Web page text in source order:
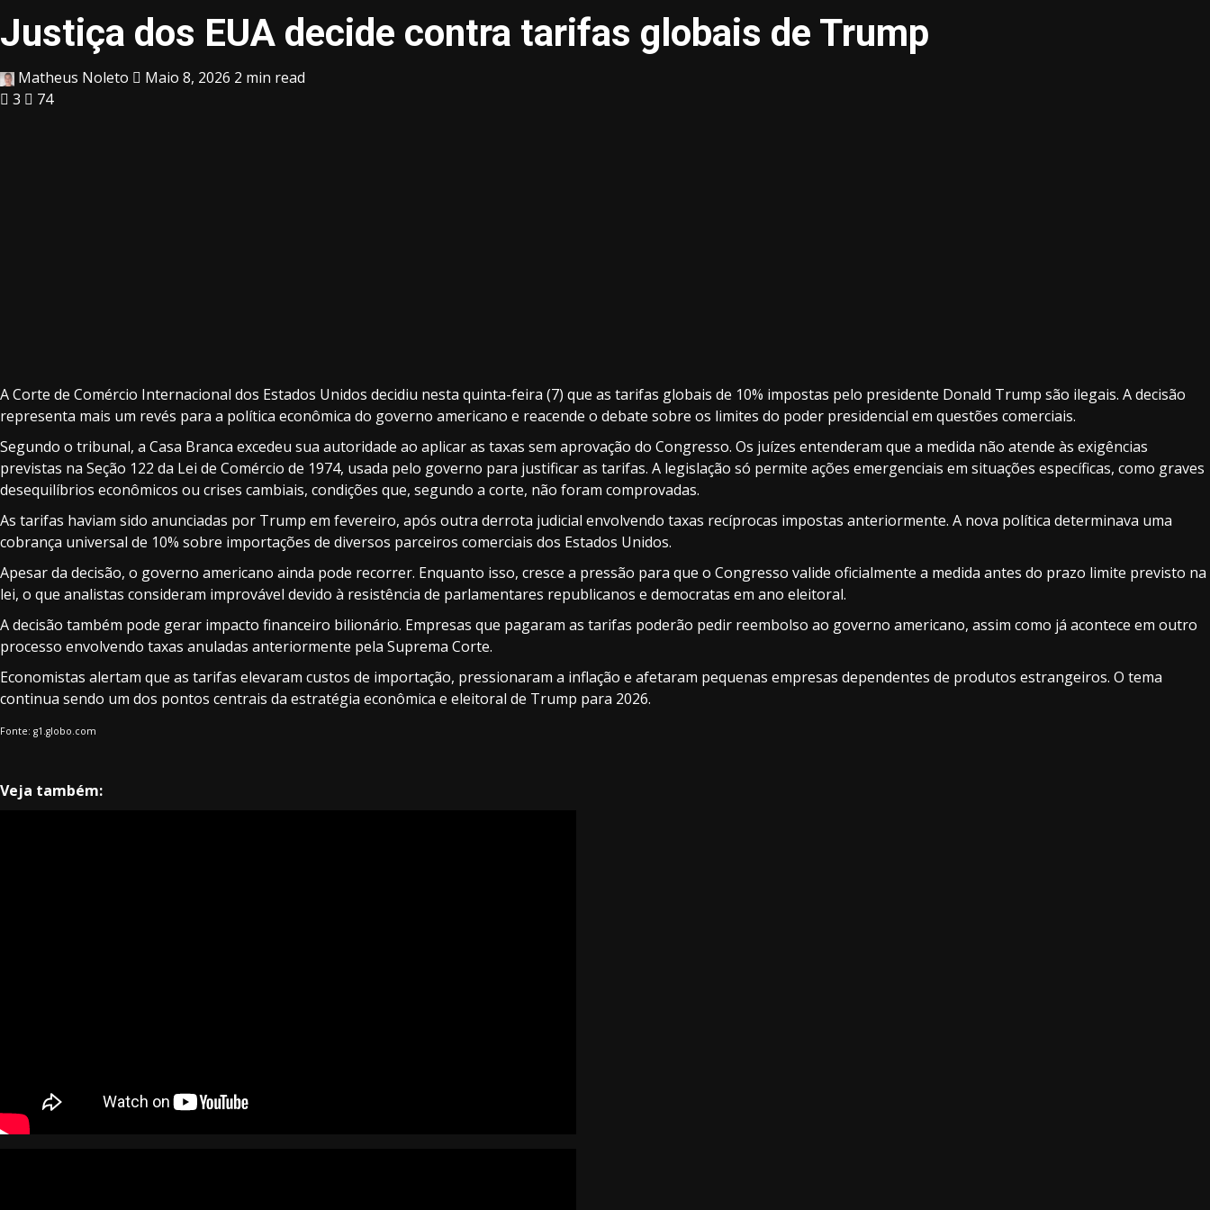
Justiça dos EUA decide contra tarifas globais de Trump
Matheus Noleto Maio 8, 2026 2 min read
3
74
A Corte de Comércio Internacional dos Estados Unidos decidiu nesta quinta-feira (7) que as tarifas globais de 10% impostas pelo presidente Donald Trump são ilegais. A decisão
representa mais um revés para a política econômica do governo americano e reacende o debate sobre os limites do poder presidencial em questões comerciais.
Segundo o tribunal, a Casa Branca excedeu sua autoridade ao aplicar as taxas sem aprovação do Congresso. Os juízes entenderam que a medida não atende às exigências
previstas na Seção 122 da Lei de Comércio de 1974, usada pelo governo para justificar as tarifas. A legislação só permite ações emergenciais em situações específicas, como graves
desequilíbrios econômicos ou crises cambiais, condições que, segundo a corte, não foram comprovadas.
As tarifas haviam sido anunciadas por Trump em fevereiro, após outra derrota judicial envolvendo taxas recíprocas impostas anteriormente. A nova política determinava uma
cobrança universal de 10% sobre importações de diversos parceiros comerciais dos Estados Unidos.
Apesar da decisão, o governo americano ainda pode recorrer. Enquanto isso, cresce a pressão para que o Congresso valide oficialmente a medida antes do prazo limite previsto na
lei, o que analistas consideram improvável devido à resistência de parlamentares republicanos e democratas em ano eleitoral.
A decisão também pode gerar impacto financeiro bilionário. Empresas que pagaram as tarifas poderão pedir reembolso ao governo americano, assim como já acontece em outro
processo envolvendo taxas anuladas anteriormente pela Suprema Corte.
Economistas alertam que as tarifas elevaram custos de importação, pressionaram a inflação e afetaram pequenas empresas dependentes de produtos estrangeiros. O tema
continua sendo um dos pontos centrais da estratégia econômica e eleitoral de Trump para 2026.
Fonte: g1.globo.com
Veja também: